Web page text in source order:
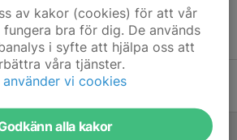
2026
av kakor (cookies) för att vår
bra för dig. De används
i syfte att hjälpa oss att
våra tjänster.
använder vi cookies
alla kakor